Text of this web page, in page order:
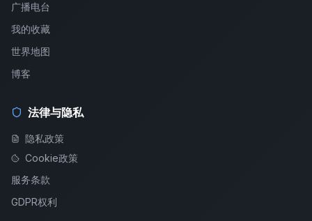
广播电台
我的收藏
世界地图
博客
法律与隐私
隐私政策
Cookie政策
服务条款
GDPR权利